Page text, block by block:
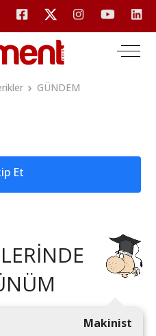
GÜNDEM
Et
Makinist